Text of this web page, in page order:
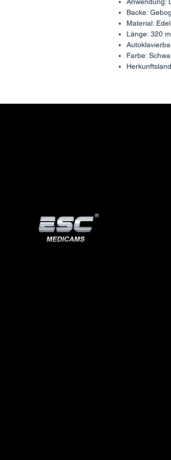
Backe:
Material:
Länge: 320
Farbe: